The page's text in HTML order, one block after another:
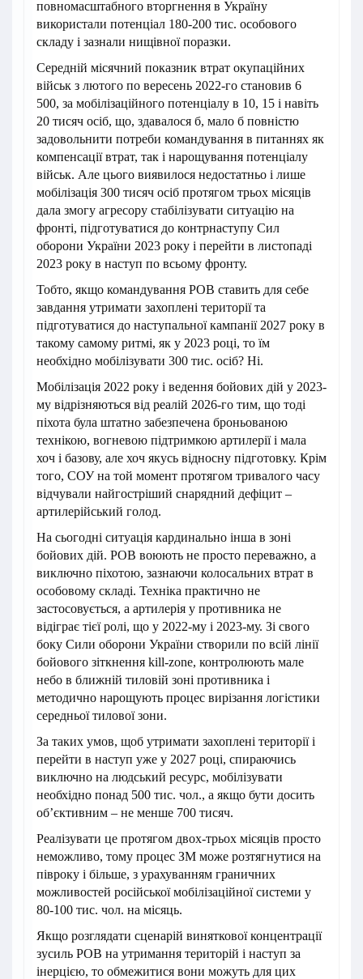
повномасштабного вторгнення в Україну
використали потенціал 180-200 тис. особового
складу і зазнали нищівної поразки.
Середній місячний показник втрат окупаційних
військ з лютого по вересень 2022-го становив 6
500, за мобілізаційного потенціалу в 10, 15 і навіть
20 тисяч осіб, що, здавалося б, мало б повністю
задовольнити потреби командування в питаннях як
компенсації втрат, так і нарощування потенціалу
військ. Але цього виявилося недостатньо і лише
мобілізація 300 тисяч осіб протягом трьох місяців
дала змогу агресору стабілізувати ситуацію на
фронті, підготуватися до контрнаступу Сил
оборони України 2023 року і перейти в листопаді
2023 року в наступ по всьому фронту.
Тобто, якщо командування РОВ ставить для себе
завдання утримати захоплені території та
підготуватися до наступальної кампанії 2027 року в
такому самому ритмі, як у 2023 році, то їм
необхідно мобілізувати 300 тис. осіб? Ні.
Мобілізація 2022 року і ведення бойових дій у 2023-
му відрізняються від реалій 2026-го тим, що тоді
піхота була штатно забезпечена броньованою
технікою, вогневою підтримкою артилерії і мала
хоч і базову, але хоч якусь відносну підготовку. Крім
того, СОУ на той момент протягом тривалого часу
відчували найгостріший снарядний дефіцит –
артилерійський голод.
На сьогодні ситуація кардинально інша в зоні
бойових дій. РОВ воюють не просто переважно, а
виключно піхотою, зазнаючи колосальних втрат в
особовому складі. Техніка практично не
застосовується, а артилерія у противника не
відіграє тієї ролі, що у 2022-му і 2023-му. Зі свого
боку Сили оборони України створили по всій лінії
бойового зіткнення kill-zone, контролюють мале
небо в ближній тиловій зоні противника і
методично нарощують процес вирізання логістики
середньої тилової зони.
За таких умов, щоб утримати захоплені території і
перейти в наступ уже у 2027 році, спираючись
виключно на людський ресурс, мобілізувати
необхідно понад 500 тис. чол., а якщо бути досить
об’єктивним – не менше 700 тисяч.
Реалізувати це протягом двох-трьох місяців просто
неможливо, тому процес ЗМ може розтягнутися на
півроку і більше, з урахуванням граничних
можливостей російської мобілізаційної системи у
80-100 тис. чол. на місяць.
Якщо розглядати сценарій виняткової концентрації
зусиль РОВ на утримання територій і наступ за
інерцією, то обмежитися вони можуть для цих